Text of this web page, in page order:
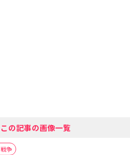
この記事の画像一覧
戦争